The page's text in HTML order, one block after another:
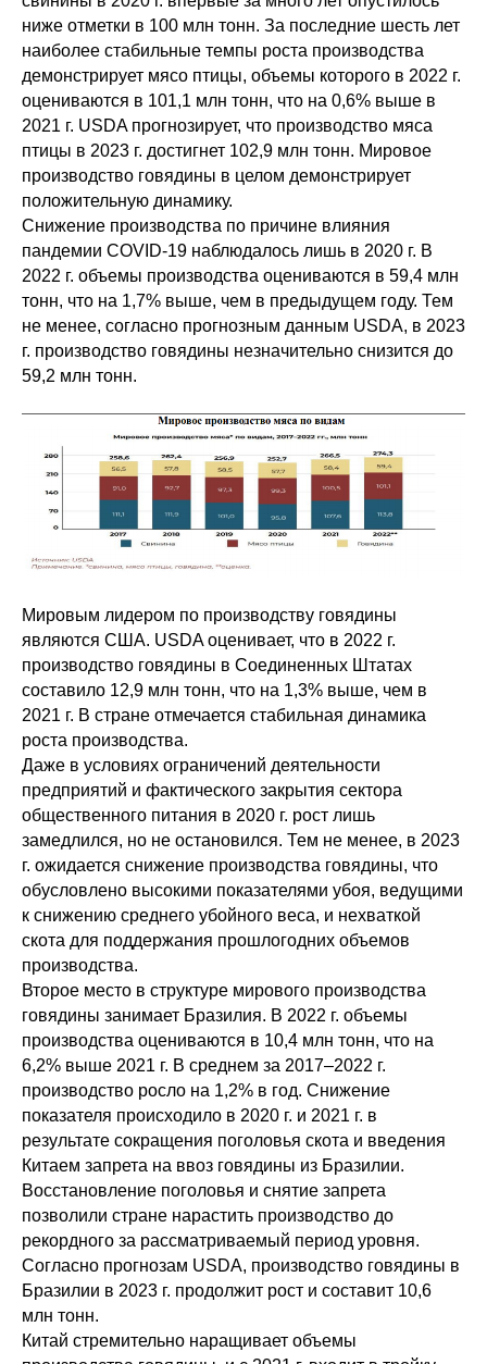
ниже отметки в 100 млн тонн. За последние шесть лет
наиболее стабильные темпы роста производства
демонстрирует мясо птицы, объемы которого в 2022 г.
оцениваются в 101,1 млн тонн, что на 0,6% выше в
2021 г. USDA прогнозирует, что производство мяса
птицы в 2023 г. достигнет 102,9 млн тонн. Мировое
производство говядины в целом демонстрирует
положительную динамику.
Снижение производства по причине влияния
пандемии COVID-19 наблюдалось лишь в 2020 г. В
2022 г. объемы производства оцениваются в 59,4 млн
тонн, что на 1,7% выше, чем в предыдущем году. Тем
не менее, согласно прогнозным данным USDA, в 2023
г. производство говядины незначительно снизится до
59,2 млн тонн.
Мировым лидером по производству говядины
являются США. USDA оценивает, что в 2022 г.
производство говядины в Соединенных Штатах
составило 12,9 млн тонн, что на 1,3% выше, чем в
2021 г. В стране отмечается стабильная динамика
роста производства.
Даже в условиях ограничений деятельности
предприятий и фактического закрытия сектора
общественного питания в 2020 г. рост лишь
замедлился, но не остановился. Тем не менее, в 2023
г. ожидается снижение производства говядины, что
обусловлено высокими показателями убоя, ведущими
к снижению среднего убойного веса, и нехваткой
скота для поддержания прошлогодних объемов
производства.
Второе место в структуре мирового производства
говядины занимает Бразилия. В 2022 г. объемы
производства оцениваются в 10,4 млн тонн, что на
6,2% выше 2021 г. В среднем за 2017–2022 г.
производство росло на 1,2% в год. Снижение
показателя происходило в 2020 г. и 2021 г. в
результате сокращения поголовья скота и введения
Китаем запрета на ввоз говядины из Бразилии.
Восстановление поголовья и снятие запрета
позволили стране нарастить производство до
рекордного за рассматриваемый период уровня.
Согласно прогнозам USDA, производство говядины в
Бразилии в 2023 г. продолжит рост и составит 10,6
млн тонн.
Китай стремительно наращивает объемы